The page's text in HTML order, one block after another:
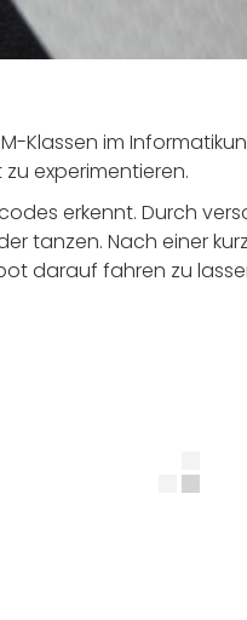
Klassen im
experimentieren.
erkennt. Durch
tanzen. Nach einer
darauf fahren zu